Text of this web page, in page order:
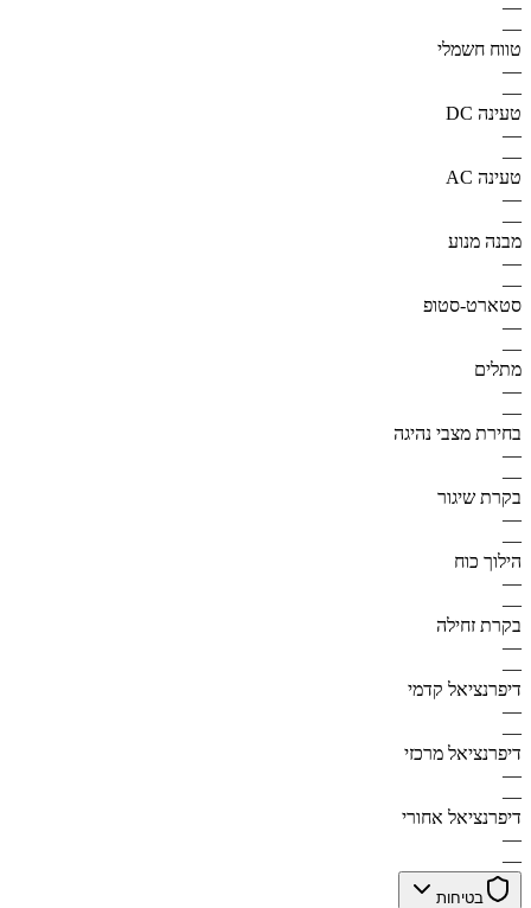
—
—
טווח חשמלי
—
—
טעינה DC
—
—
טעינה AC
—
—
מבנה מנוע
—
—
סטארט-סטופ
—
—
מתלים
—
—
בחירת מצבי נהיגה
—
—
בקרת שיגור
—
—
הילוך כוח
—
—
בקרת זחילה
—
—
דיפרנציאל קדמי
—
—
דיפרנציאל מרכזי
—
—
דיפרנציאל אחורי
—
—
בטיחות